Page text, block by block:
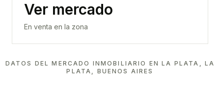
Ver mercado
En venta en la zona
DATOS DEL MERCADO INMOBILIARIO ENLA PLATA, LA
PLATA, BUENOS AIRES